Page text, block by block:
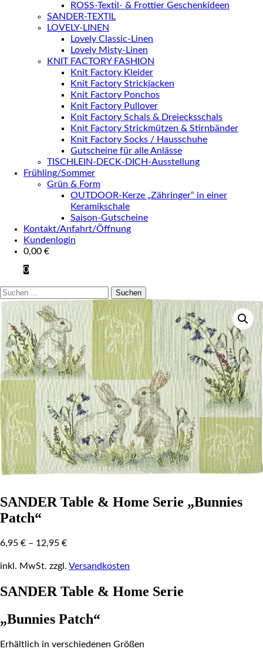
ROSS-Textil- & Frottier Geschenkideen
SANDER-TEXTIL
LOVELY-LINEN
Lovely Classic-Linen
Lovely Misty-Linen
KNIT FACTORY FASHION
Knit Factory Kleider
Knit Factory Strickjacken
Knit Factory Ponchos
Knit Factory Pullover
Knit Factory Schals & Dreiecksschals
Knit Factory Strickmützen & Stirnbänder
Knit Factory Socks / Hausschuhe
Gutscheine für alle Anlässe
TISCHLEIN-DECK-DICH-Ausstellung
Frühling/Sommer
Grün & Form
OUTDOOR-Kerze „Zähringer“ in einer
Keramikschale
Saison-Gutscheine
Kontakt/Anfahrt/Öffnung
Kundenlogin
0,00 €
0
Suchen
nach:
SANDER Table & Home Serie „Bunnies
Patch“
6,95 € – 12,95 €
inkl. MwSt. zzgl. Versandkosten
SANDER Table & Home Serie
„Bunnies Patch“
Erhältlich in verschiedenen Größen